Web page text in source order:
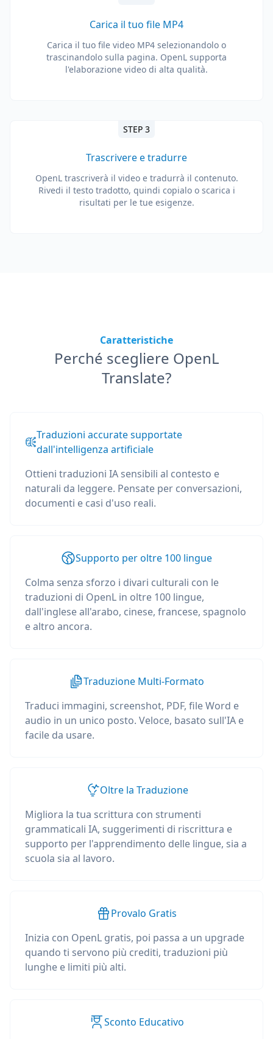
Carica il tuo file MP4
Carica il tuo file video MP4 selezionandolo o
trascinandolo sulla pagina. OpenL supporta
l'elaborazione video di alta qualità.
STEP 3
Trascrivere e tradurre
OpenL trascriverà il video e tradurrà il contenuto.
Rivedi il testo tradotto, quindi copialo o scarica i
risultati per le tue esigenze.
Caratteristiche
Perché scegliere OpenL
Translate?
Traduzioni accurate supportate
dall'intelligenza artificiale
Ottieni traduzioni IA sensibili al contesto e
naturali da leggere. Pensate per conversazioni,
documenti e casi d'uso reali.
Supporto per oltre 100 lingue
Colma senza sforzo i divari culturali con le
traduzioni di OpenL in oltre 100 lingue,
dall'inglese all'arabo, cinese, francese, spagnolo
e altro ancora.
Traduzione Multi-Formato
Traduci immagini, screenshot, PDF, file Word e
audio in un unico posto. Veloce, basato sull'IA e
facile da usare.
Oltre la Traduzione
Migliora la tua scrittura con strumenti
grammaticali IA, suggerimenti di riscrittura e
supporto per l'apprendimento delle lingue, sia a
scuola sia al lavoro.
Provalo Gratis
Inizia con OpenL gratis, poi passa a un upgrade
quando ti servono più crediti, traduzioni più
lunghe e limiti più alti.
Sconto Educativo